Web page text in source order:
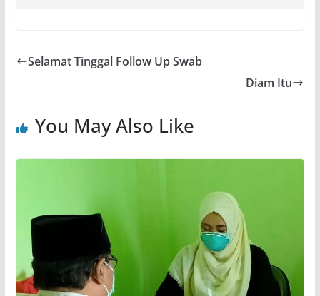
Selamat Tinggal Follow Up Swab
Diam Itu
You May Also Like